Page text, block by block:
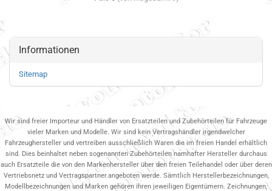
Informationen
Sitemap
Wir sind freier Importeur und Händler von Ersatzteilen und Zubehörteilen für Fahrzeuge
vieler Marken und Modelle. Wir sind kein Vertragshändler irgendwelcher
Fahrzeughersteller und vertreiben ausschließlich Waren die im freien Handel erhältlich
sind. Dies beinhaltet neben sogenannten Zubehörteilen namhafter Hersteller durchaus
auch Ersatzteile die von den Markenhersteller über den freien Teilehandel oder über deren
Vertriebsnetz und Vertragspartner.angeboten werde. Sämtlich Herstellerbezeichnungen,
Modellbezeichnungen und Marken gehören ihren jeweiligen Eigentümern. Zeichnungen,